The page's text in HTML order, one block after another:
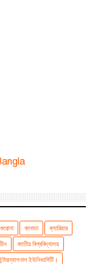
করোনা কানাডা
ক্যারিয়ার
চীন
জাতীয় বিশ্ববিদ্যালয়
ইউনিভার্সিটি।